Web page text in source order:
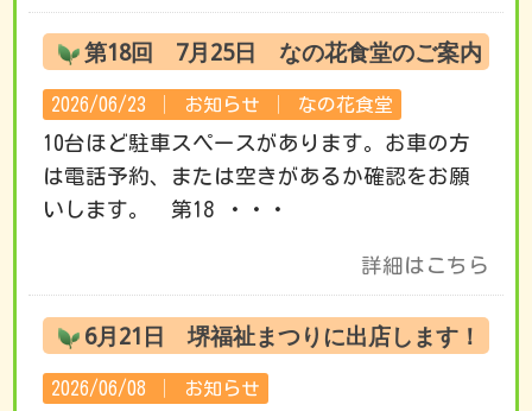
第18回 7月25日 なの花食堂のご案内
2026/06/23 │ お知らせ なの花食堂
10台ほど駐車スペースがあります。お車の方
は電話予約、または空きがあるか確認をお願
いします。 第18 ・・・
詳細はこちら
6月21日 堺福祉まつりに出店します！
2026/06/08 │ お知らせ